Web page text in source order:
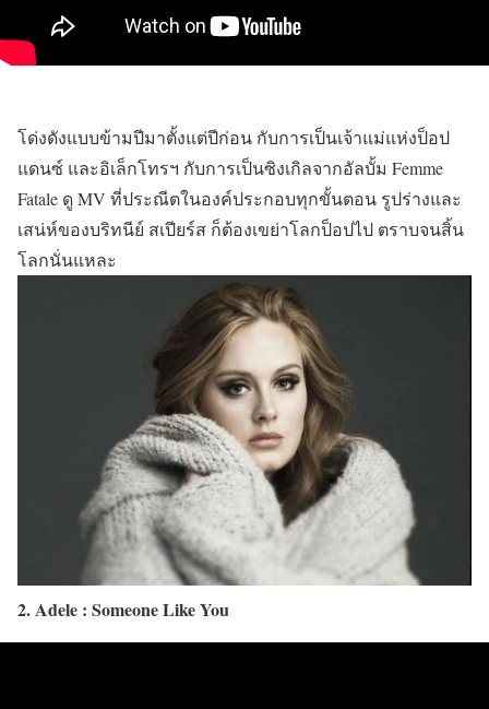
โด่งดังแบบข้ามปีมาตั้งแต่ปีก่อน กับการเป็นเจ้าแม่แห่งป็อป
แดนซ์ และอิเล็กโทรฯ กับการเป็นซิงเกิลจากอัลบั้ม Femme
Fatale ดู MV ที่ประณีตในองค์ประกอบทุกขั้นตอน รูปร่างและ
เสน่ห์ของบริทนีย์ สเปียร์ส ก็ต้องเขย่าโลกป็อปไป ตราบจนสิ้น
โลกนั่นแหละ
2. Adele : Someone Like You